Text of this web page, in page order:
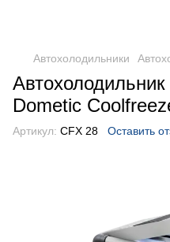
Автохолодильники
Dometic
Артикул: CFX 28 Оставить